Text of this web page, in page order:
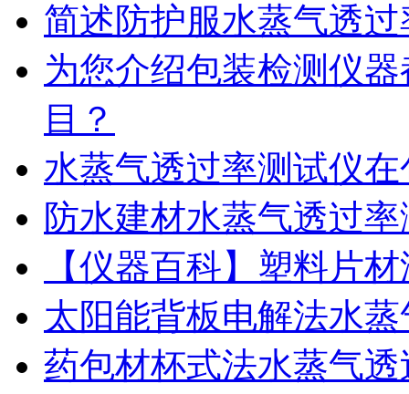
简述防护服水蒸气透
为您介绍包装检测仪
目？
水蒸气透过率测试仪
防水建材水蒸气透过
【仪器百科】塑料片
太阳能背板电解法水
药包材杯式法水蒸气